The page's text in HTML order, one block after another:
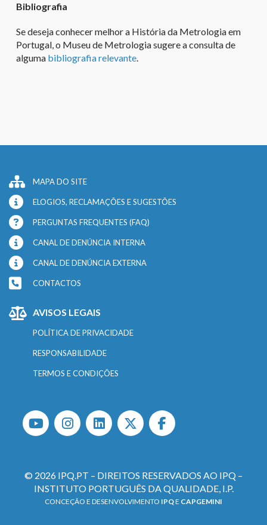
Bibliografia
Se deseja conhecer melhor a História da Metrologia em
Portugal, o Museu de Metrologia sugere a consultade
alguma bibliografia relevante.
MAPA DO SITE
ELOGIOS, RECLAMAÇÕES E SUGESTÕES
PERGUNTAS FREQUENTES (FAQ)
CANAL DE DENÚNCIA INTERNA
CANAL DE DENÚNCIA EXTERNA
CONTACTOS
AVISOS LEGAIS
POLÍTICA DE PRIVACIDADE
RESPONSABILIDADE
TERMOS E CONDIÇÕES
© 2026 IPQ.PT – DIREITOS RESERVADOS AO IPQ –
INSTITUTO PORTUGUÊS DA QUALIDADE, I.P.
CONCEÇÃO E DESENVOLVIMENTO IPQE CAPGEMINI